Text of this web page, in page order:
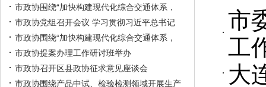
市政协围绕“加快构建现代化综合交通体系，
市政协党组召开会议 学习贯彻习近平总书记
市政协围绕“加快构建现代化综合交通体系，
市政协提案办理工作研讨班举办
市政协召开区县政协征求意见座谈会
市政协围绕产品中试、检验检测领域开展生产
市
工
大